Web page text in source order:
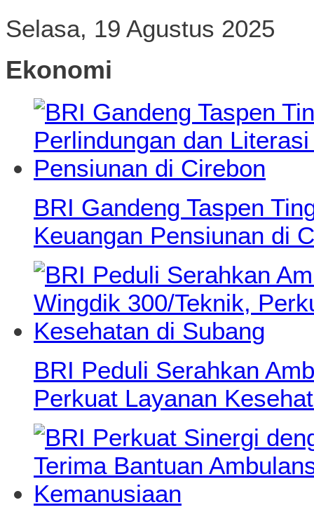
Selasa, 19 Agustus 2025
Ekonomi
BRI Gandeng Taspen
Keuangan Pensiunan di
BRI Peduli Serahkan
Perkuat Layanan